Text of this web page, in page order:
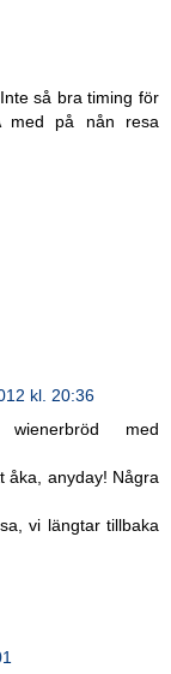
så bra timing för
med på nån resa
kl. 20:36
med
åka, anyday! Några
vi längtar tillbaka